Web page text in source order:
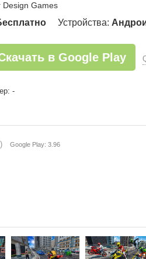
Design Games
Устройства:
в Google Play
-
Google Play: 3.96